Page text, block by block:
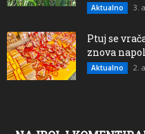
Aktualno 3.
Ptuj se
znova
Aktualno 2.